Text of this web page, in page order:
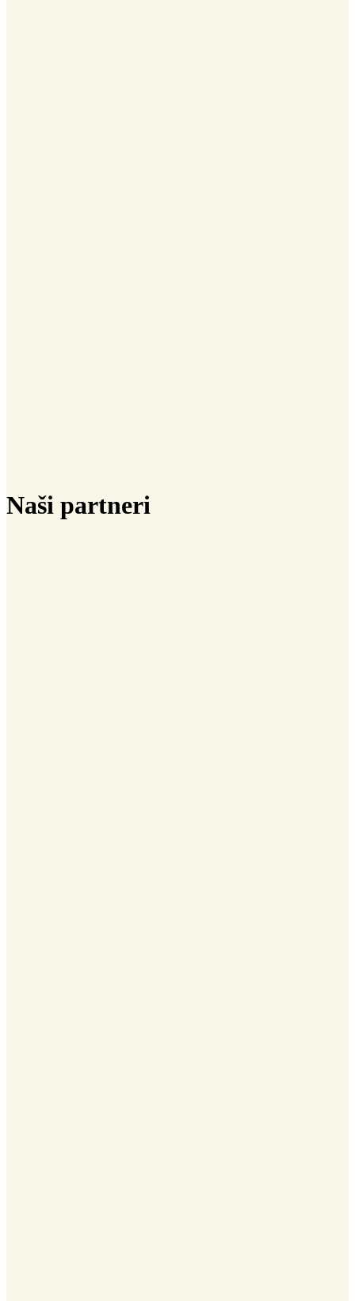
Naši partneri